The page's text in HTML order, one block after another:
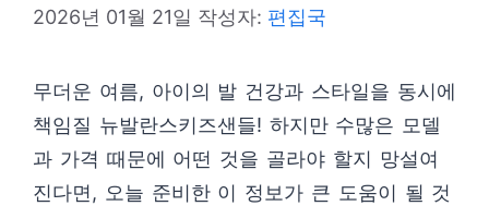
2026년 01월 21일 작성자: 편집국
무더운 여름, 아이의 발 건강과 스타일을 동시에
책임질 뉴발란스키즈샌들! 하지만 수많은 모델
과 가격 때문에 어떤 것을 골라야 할지 망설여
진다면, 오늘 준비한 이 정보가 큰 도움이 될 것